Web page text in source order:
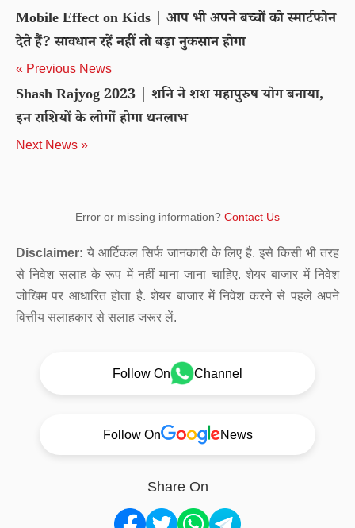
Mobile Effect on Kids | आप भी अपने बच्चों को स्मार्टफोन
देते हैं? सावधान रहें नहीं तो बड़ा नुकसान होगा
« Previous News
Shash Rajyog 2023 | शनि ने शश महापुरुष योग बनाया,
इन राशियों के लोगों होगा धनलाभ
Next News »
Error or missing information? Contact Us
Disclaimer: ये आर्टिकल सिर्फ जानकारी के लिए है. इसे किसी भी तरह
से निवेश सलाह के रूप में नहीं माना जाना चाहिए. शेयर बाजार में निवेश
जोखिम पर आधारित होता है. शेयर बाजार में निवेश करने से पहले अपने
वित्तीय सलाहकार से सलाह जरूर लें.
Follow On Channel
Follow On News
Share On